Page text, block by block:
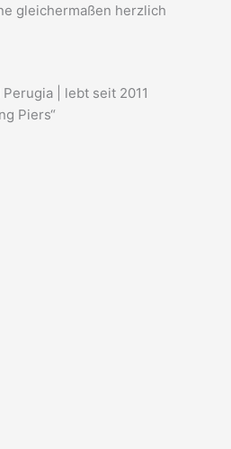
gleichermaßen herzlich
| lebt seit 2011
Piers“